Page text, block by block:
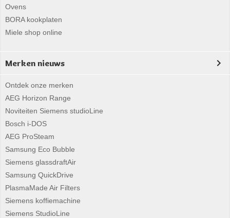
Ovens
BORA kookplaten
Miele shop online
Merken nieuws
Ontdek onze merken
AEG Horizon Range
Noviteiten Siemens studioLine
Bosch i-DOS
AEG ProSteam
Samsung Eco Bubble
Siemens glassdraftAir
Samsung QuickDrive
PlasmaMade Air Filters
Siemens koffiemachine
Siemens StudioLine